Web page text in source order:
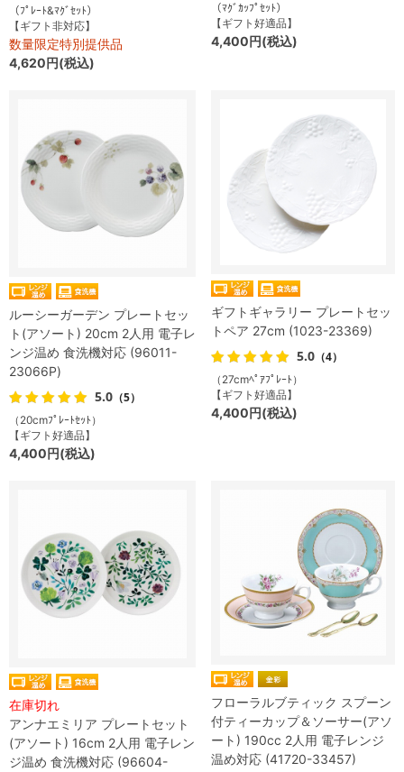
（ﾌﾟﾚｰﾄ&ﾏｸﾞｾｯﾄ）
【ギフト非対応】
数量限定特別提供品
4,620円(税込)
（ﾏｸﾞｶｯﾌﾟｾｯﾄ）
【ギフト好適品】
4,400円(税込)
ルーシーガーデン プレートセッ
ト(アソート) 20cm 2人用 電子レ
ンジ温め 食洗機対応 (96011-
23066P)
5.0 （5）
（20cmﾌﾟﾚｰﾄｾｯﾄ）
【ギフト好適品】
4,400円(税込)
ギフトギャラリー プレートセッ
トペア 27cm (1023-23369)
5.0 （4）
（27cmﾍﾟｱﾌﾟﾚｰﾄ）
【ギフト好適品】
4,400円(税込)
在庫切れ
アンナエミリア プレートセット
(アソート) 16cm 2人用 電子レン
ジ温め 食洗機対応 (96604-
フローラルブティック スプーン
付ティーカップ＆ソーサー(アソ
ート) 190cc 2人用 電子レンジ
温め対応 (41720-33457)